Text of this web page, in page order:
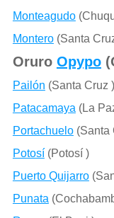
Monteagudo
Montero(Santa
Oruro Оруро
Pailón (Santa Cruz )
Patacamaya (La
Portachuelo(Santa
Potosí(Potosí )
Puerto Quijarro
Punata